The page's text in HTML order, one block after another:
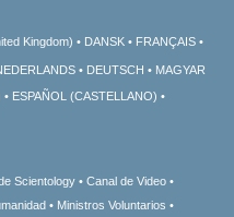
Kingdom) DANSK FRANÇAIS
DEUTSCH
MAGYAR
ESPAÑOL (CASTELLANO)
Scientology
Canal de Video
Ministros Voluntarios